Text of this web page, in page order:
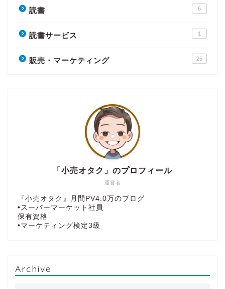
読書 6
読書サービス 1
販売・マーケティング 25
運営者
「小売オタク」のプロフィール
『小売オタク』月間PV4.0万のブログ
•スーパーマーケット社員
保有資格
•マーケティング検定3級
Archive